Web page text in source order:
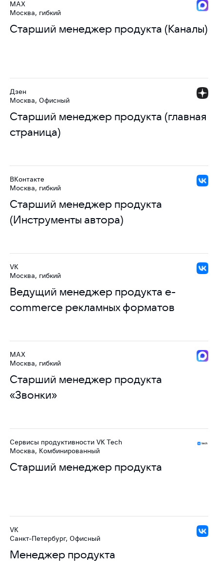
Старший менеджер продукта (Каналы)
MAX
Москва, гибкий
Старший менеджер продукта (главная
страница)
Дзен
Москва, Офисный
Старший менеджер продукта
(Инструменты автора)
ВКонтакте
Москва, гибкий
Ведущий менеджер продукта e-
commerce рекламных форматов
VK
Москва, гибкий
Старший менеджер продукта
«Звонки»
MAX
Москва, гибкий
Старший менеджер продукта
Сервисы продуктивности VK Tech
Москва, Комбинированный
Менеджер продукта
VK
Санкт-Петербург, Офисный